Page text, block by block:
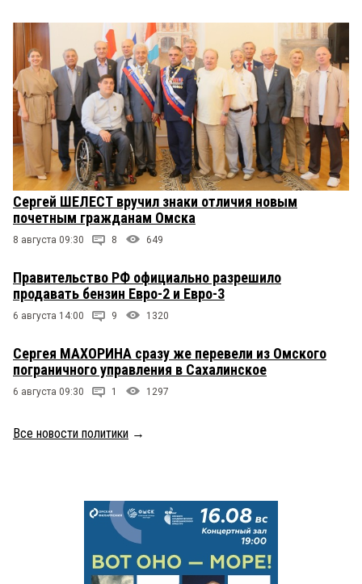
Сергей ШЕЛЕСТ вручил знаки отличия новым
почетным гражданам Омска
8 августа 09:30 8 649
Правительство РФ официально разрешило
продавать бензин Евро-2 и Евро-3
6 августа 14:00 9 1320
Сергея МАХОРИНА сразу же перевели из Омского
пограничного управления в Сахалинское
6 августа 09:30 1 1297
Все новости политики →